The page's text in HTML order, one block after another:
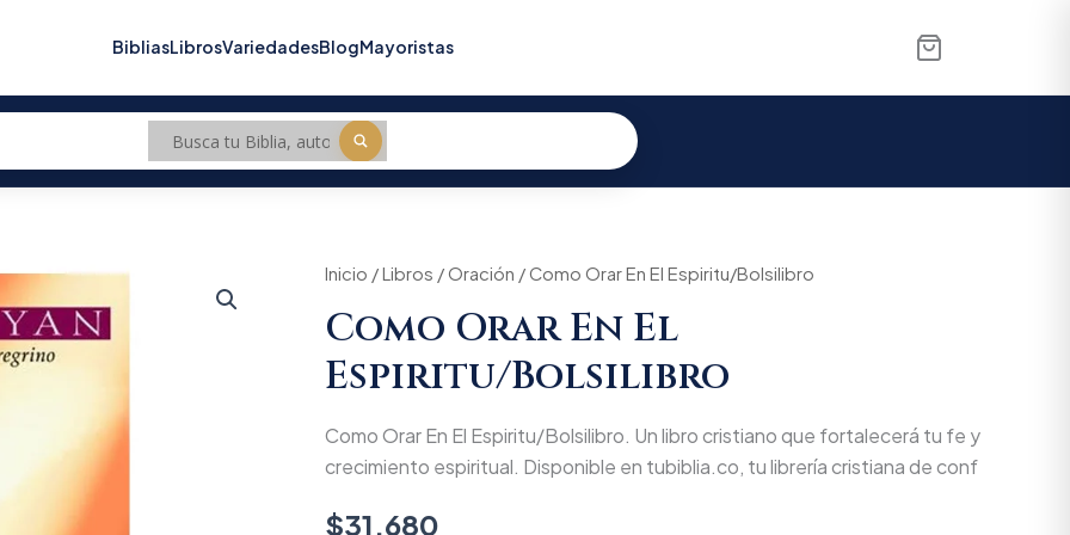
BibliasLibrosVariedadesBlogMayoristas
Inicio /Libros / Oración / Como Orar En El Espiritu/Bolsilibro
Como Orar En El
Espiritu/Bolsilibro
Como Orar En El Espiritu/Bolsilibro. Un libro cristiano que fortalecerá tu fe y
crecimiento espiritual. Disponible en tubiblia.co, tu librería cristiana de conf
$31.680
Como
En
El
Espiritu/Bolsilibro
cantidad